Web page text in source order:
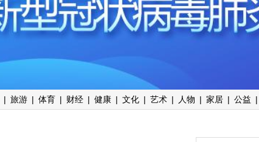
| 旅游 | 体育 | 财经 | 健康 | 文化 | 艺术 | 人物 | 家居 | 公益 |